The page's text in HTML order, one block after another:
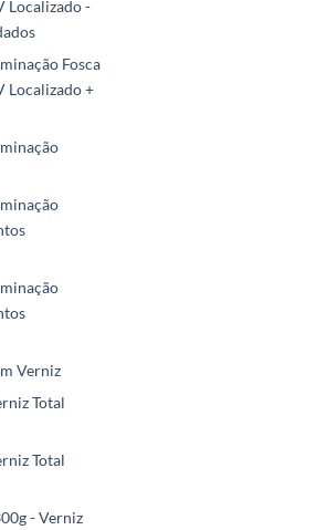
Localizado -
Fosca
Localizado +
Verniz
Total
Total
- Verniz